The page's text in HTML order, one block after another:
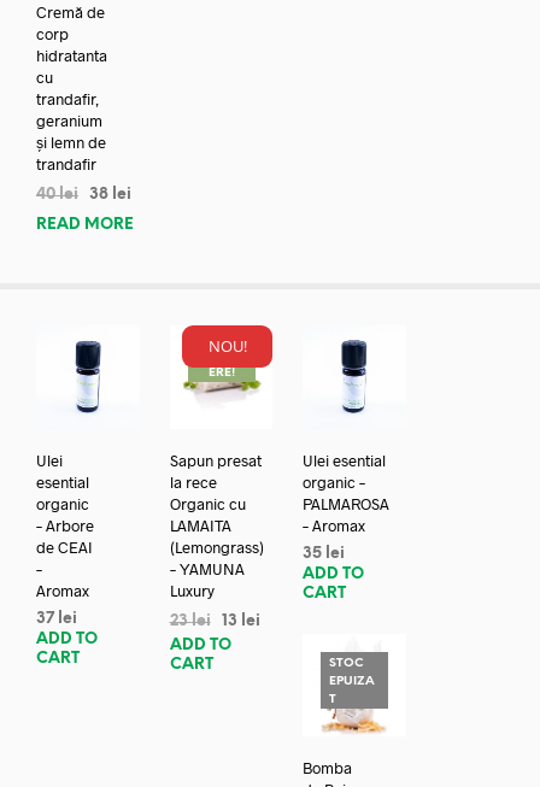
Cremă de
corp
hidratanta
cu
trandafir,
geranium
și lemn de
trandafir
40lei 38 lei
READ MORE
Ulei
esential
organic
– Arbore
de CEAI
–
Aromax
37 lei
ADD TO
CART
NOU!
REDUC
ERE!
Sapun presat
la rece
Organic cu
LAMAITA
(Lemongrass)
– YAMUNA
Luxury
23lei 13
lei
ADD TO
CART
Ulei esential
organic –
PALMAROSA
– Aromax
35 lei
ADD TO
CART
STOC
EPUIZA
T
Bomba